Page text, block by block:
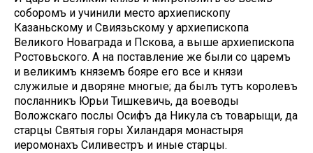
соборомъ и учинили место архиепископу
Казаньскому и Свиязьскому у архиепископа
Великого Новаграда и Пскова, а выше архиепископа
Ростовьского. А на поставление же были со царемъ
и великимъ княземъ бояре его все и князи
служилые и дворяне многые; да былъ тутъ королевъ
посланникъ Юрьи Тишкевичь, да воеводы
Воложскаго послы Осифъ да Никула съ товарыщи, да
старцы Святыя горы Хиландаря монастыря
иеромонахъ Силивестръ и иные старцы.